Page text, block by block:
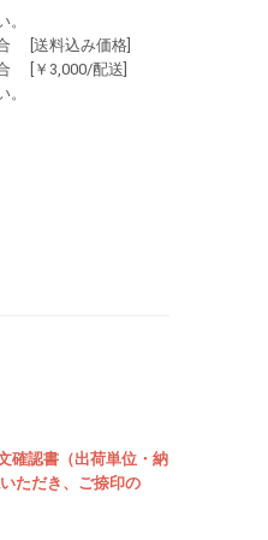
[送料込み価格]
[￥3,000/配送]
確認書（出荷単位・納
ただき、ご捺印の